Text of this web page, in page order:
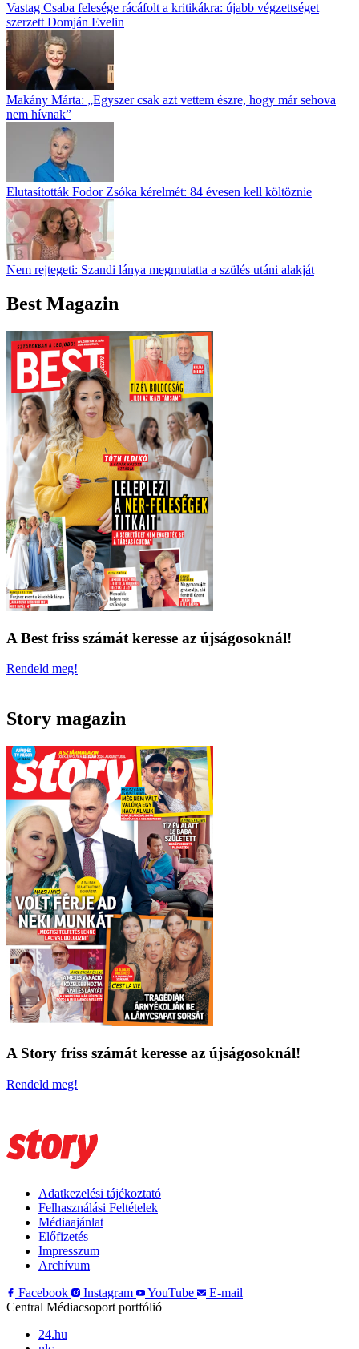
Vastag Csaba felesége rácáfolt a kritikákra: újabb végzettséget
szerzett Domján Evelin
Makány Márta: „Egyszer csak azt vettem észre, hogy már sehova
nem hívnak”
Elutasították Fodor Zsóka kérelmét: 84 évesen kell költöznie
Nem rejtegeti: Szandi lánya megmutatta a szülés utáni alakját
Best Magazin
A Best friss számát keresse az újságosoknál!
Rendeld meg!
Story magazin
A Story friss számát keresse az újságosoknál!
Rendeld meg!
Adatkezelési tájékoztató
Felhasználási Feltételek
Médiaajánlat
Előfizetés
Impresszum
Archívum
Facebook
Instagram YouTube
E-mail
Central Médiacsoport portfólió
24.hu